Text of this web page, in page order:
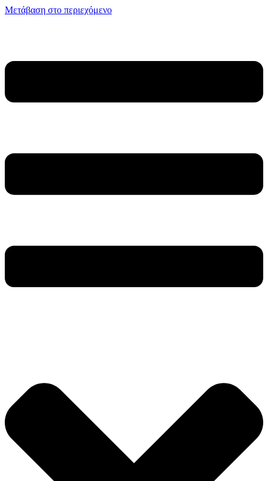
Μετάβαση στο περιεχόμενο